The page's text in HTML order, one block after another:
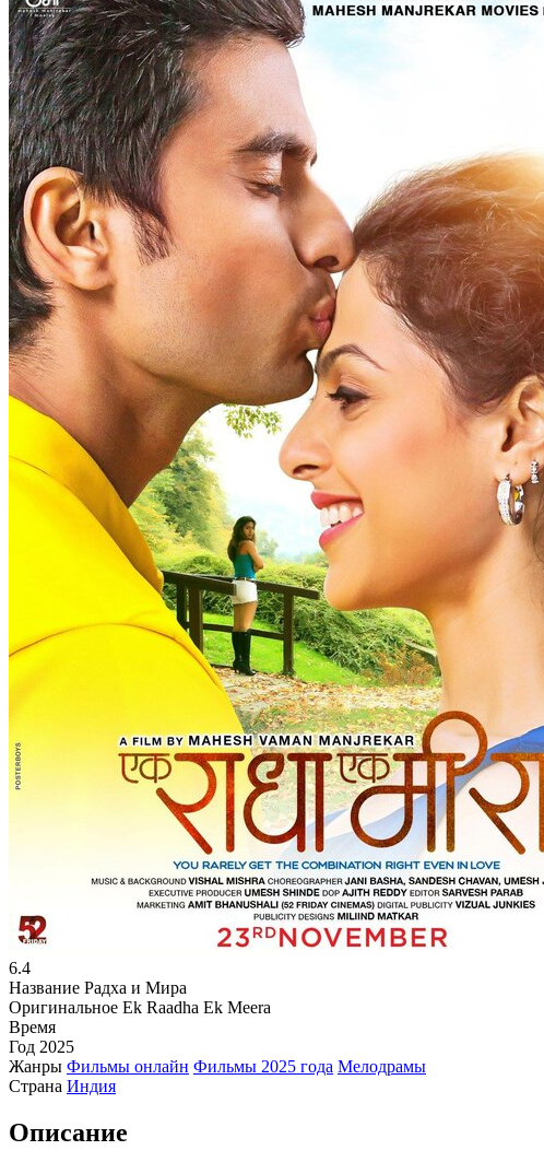
6.4
Название Радха и Мира
Оригинальное Ek Raadha Ek Meera
Время
Год 2025
Жанры Фильмы онлайн Фильмы 2025 года Мелодрамы
Страна Индия
Описание